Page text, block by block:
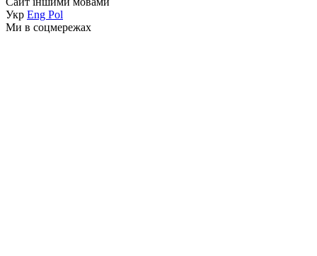
Укр Eng Pol
Ми в соцмережах